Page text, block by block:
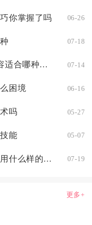
你掌握了吗 06-26
07-18
少年三国志2蜀国全金将阵容适合哪种战术 07-14
困境 06-16
吗 05-27
能 05-07
无尽的拉格朗日开局最好选用什么样的舰船 07-19
更多+